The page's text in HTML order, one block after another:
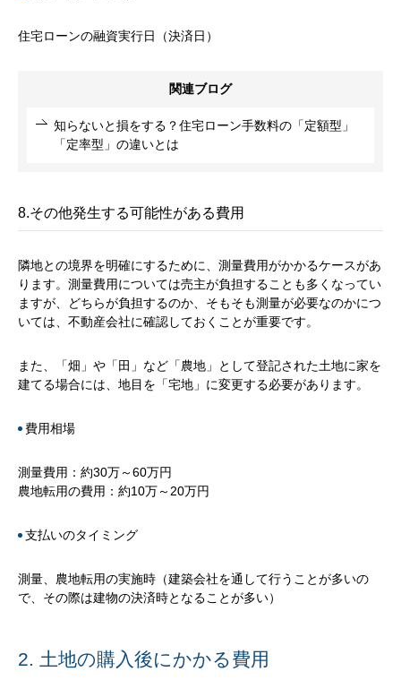
住宅ローンの融資実行日（決済日）
関連ブログ
知らないと損をする？住宅ローン手数料の「定額型」
「定率型」の違いとは
8.その他発生する可能性がある費用
隣地との境界を明確にするために、測量費用がかかるケースがあ
ります。測量費用については売主が負担することも多くなってい
ますが、どちらが負担するのか、そもそも測量が必要なのかにつ
いては、不動産会社に確認しておくことが重要です。
また、「畑」や「田」など「農地」として登記された土地に家を
建てる場合には、地目を「宅地」に変更する必要があります。
費用相場
測量費用：約30万～60万円
農地転用の費用：約10万～20万円
支払いのタイミング
測量、農地転用の実施時（建築会社を通して行うことが多いの
で、その際は建物の決済時となることが多い）
2. 土地の購入後にかかる費用